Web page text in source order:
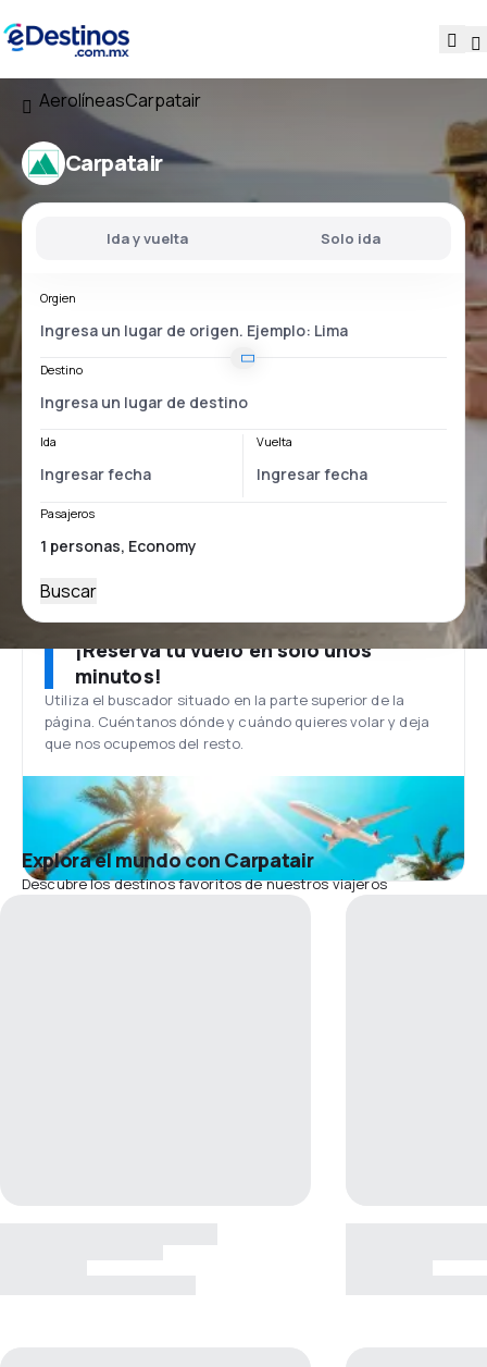
AerolíneasCarpatair
Carpatair
Ida y vuelta Solo ida
Orgien
Destino
Ida Vuelta
Pasajeros
Buscar
¡Reserva tu vuelo en solo unos
minutos!
Utiliza el buscador situado en la parte superior de la
página. Cuéntanos dónde y cuándo quieres volar y deja
que nos ocupemos del resto.
Explora el mundo con Carpatair
Descubre los destinos favoritos de nuestros viajeros